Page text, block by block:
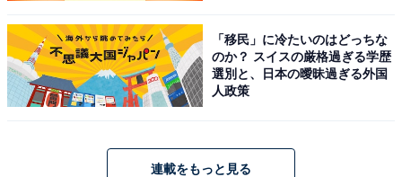
「移民」に冷たいのはどっちな
のか？ スイスの厳格過ぎる学歴
選別と、日本の曖昧過ぎる外国
人政策
連載をもっと見る